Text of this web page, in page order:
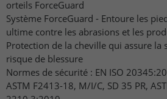
orteils ForceGuard
Système ForceGuard - Entoure les
ultime contre les abrasions et les
Protection de la cheville qui assure
risque de blessure
Normes de sécurité : EN ISO
ASTM F2413-18, M/I/C, SD 35 PR,